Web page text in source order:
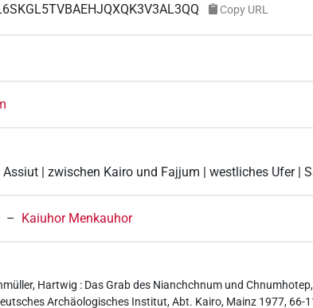
Copy URL
| zwischen Kairo und Fajjum | westliches Ufer |
– Kaiuhor Menkauhor
Hartwig : Das Grab des Nianchchnum und
Archäologisches Institut, Abt. Kairo, Mainz 1977, 66-